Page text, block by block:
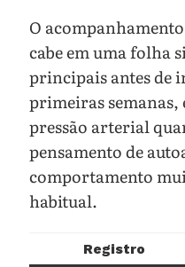
O
cabe em uma folha
principais antes de
primeiras semanas,
pressão arterial
pensamento de
comportamento
habitual.
Registro